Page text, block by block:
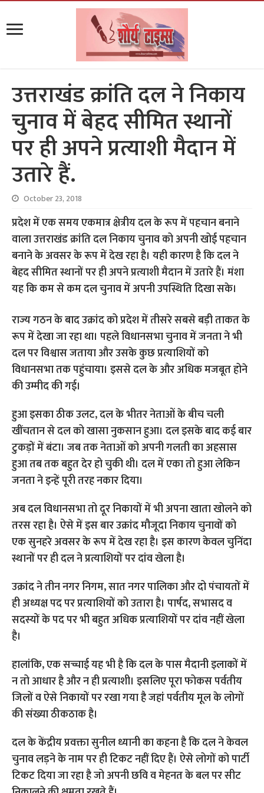
उत्तराखंड क्रांति दल ने निकाय
चुनाव में बेहद सीमित स्थानों
पर ही अपने प्रत्याशी मैदान में
उतारे हैं.
October 23, 2018
प्रदेश में एक समय एकमात्र क्षेत्रीय दल के रूप में पहचान बनाने
वाला उत्तराखंड क्रांति दल निकाय चुनाव को अपनी खोई पहचान
बनाने के अवसर के रूप में देख रहा है। यही कारण है कि दल ने
बेहद सीमित स्थानों पर ही अपने प्रत्याशी मैदान में उतारे हैं। मंशा
यह कि कम से कम दल चुनाव में अपनी उपस्थिति दिखा सके।
राज्य गठन के बाद उक्रांद को प्रदेश में तीसरे सबसे बड़ी ताकत के
रूप में देखा जा रहा था। पहले विधानसभा चुनाव में जनता ने भी
दल पर विश्वास जताया और उसके कुछ प्रत्याशियों को
विधानसभा तक पहुंचाया। इससे दल के और अधिक मजबूत होने
की उम्मीद की गई।
हुआ इसका ठीक उलट, दल के भीतर नेताओं के बीच चली
खींचतान से दल को खासा नुकसान हुआ। दल इसके बाद कई बार
टुकड़ों में बंटा। जब तक नेताओं को अपनी गलती का अहसास
हुआ तब तक बहुत देर हो चुकी थी। दल में एका तो हुआ लेकिन
जनता ने इन्हें पूरी तरह नकार दिया।
अब दल विधानसभा तो दूर निकायों में भी अपना खाता खोलने को
तरस रहा है। ऐसे में इस बार उक्रांद मौजूदा निकाय चुनावों को
एक सुनहरे अवसर के रूप में देख रहा है। इस कारण केवल चुनिंदा
स्थानों पर ही दल ने प्रत्याशियों पर दांव खेला है।
उक्रांद ने तीन नगर निगम, सात नगर पालिका और दो पंचायतों में
ही अध्यक्ष पद पर प्रत्याशियों को उतारा है। पार्षद, सभासद व
सदस्यों के पद पर भी बहुत अधिक प्रत्याशियों पर दांव नहीं खेला
है।
हालांकि, एक सच्चाई यह भी है कि दल के पास मैदानी इलाकों में
न तो आधार है और न ही प्रत्याशी। इसलिए पूरा फोकस पर्वतीय
जिलों व ऐसे निकायों पर रखा गया है जहां पर्वतीय मूल के लोगों
की संख्या ठीकठाक है।
दल के केंद्रीय प्रवक्ता सुनील ध्यानी का कहना है कि दल ने केवल
चुनाव लड़ने के नाम पर ही टिकट नहीं दिए हैं। ऐसे लोगों को पार्टी
टिकट दिया जा रहा है जो अपनी छवि व मेहनत के बल पर सीट